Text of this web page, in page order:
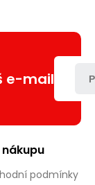
e-mail
nákupu
podmínky